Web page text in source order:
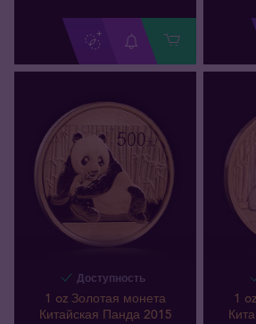
Доступность
1 oz Золотая монета
Китайская Панда 2015
1